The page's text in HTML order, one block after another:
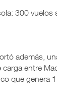
300 vuelos
además,
entre
que genera